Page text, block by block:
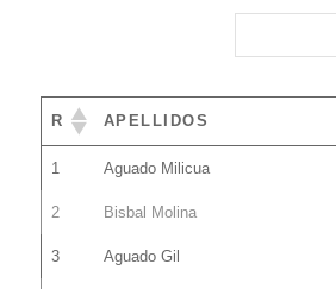
R APELLIDOS
1 Aguado Milicua
2 Bisbal Molina
3 Aguado Gil